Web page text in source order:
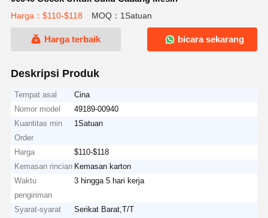
Harga：$110-$118 MOQ：1Satuan
Harga terbaik bicara sekarang
Deskripsi Produk
Tempat asal
Cina
Nomor model
49189-00940
Kuantitas min
Order
1Satuan
Harga
$110-$118
Kemasan rincian Kemasan karton
Waktu
pengiriman
3 hingga 5 hari kerja
Syarat-syarat
Serikat Barat,T/T